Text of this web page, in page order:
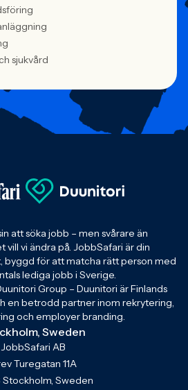
sjukvård
att söka jobb – men svårare än
vill vi ändra på. JobbSafari är din
byggd för att matcha rätt person med
lediga jobb i Sverige.
Group – Duunitori är Finlands
en betrodd partner inom rekrytering,
och employer branding.
Sweden
JobbSafari AB
Turegatan 11A
Stockholm, Sweden